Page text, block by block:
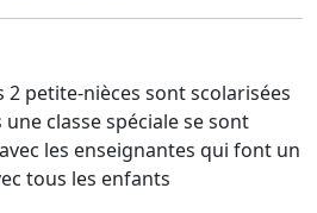
2 petite-nièces sont scolarisées
classe spéciale se sont
les enseignantes qui font un
tous les enfants